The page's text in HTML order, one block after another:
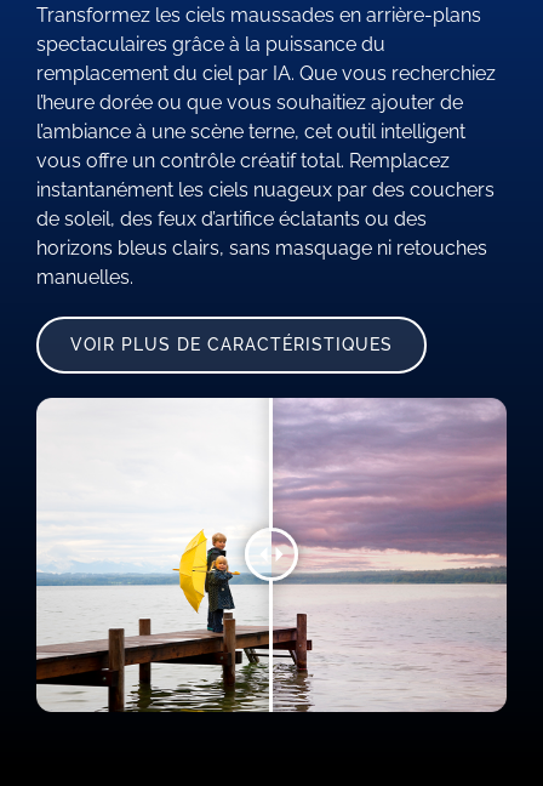
Transformez les ciels maussades en arrière-plans
spectaculaires grâce à la puissance du
remplacement du ciel par IA. Que vous recherchiez
l’heure dorée ou que vous souhaitiez ajouter de
l’ambiance à une scène terne, cet outil intelligent
vous offre un contrôle créatif total. Remplacez
instantanément les ciels nuageux par des couchers
de soleil, des feux d’artifice éclatants ou des
horizons bleus clairs, sans masquage ni retouches
manuelles.
VOIR PLUS DE CARACTÉRISTIQUES